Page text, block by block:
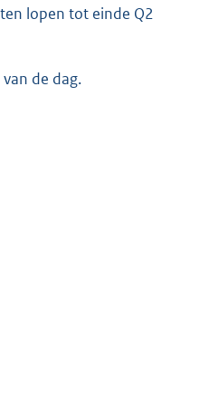
lopen tot einde Q2
de dag.